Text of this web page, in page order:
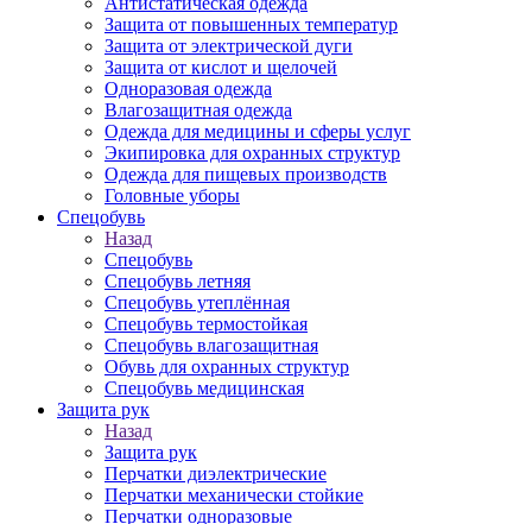
Защита от повышенных температур
Защита от электрической дуги
Защита от кислот и щелочей
Одноразовая одежда
Влагозащитная одежда
Одежда для медицины и сферы услуг
Экипировка для охранных структур
Одежда для пищевых производств
Головные уборы
Спецобувь
Назад
Спецобувь
Спецобувь летняя
Спецобувь утеплённая
Спецобувь термостойкая
Спецобувь влагозащитная
Обувь для охранных структур
Спецобувь медицинская
Защита рук
Назад
Защита рук
Перчатки диэлектрические
Перчатки механически стойкие
Перчатки одноразовые